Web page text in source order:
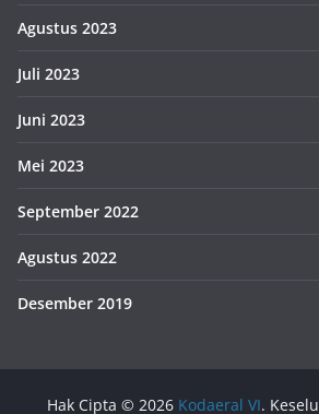
Agustus 2023
Juli 2023
Juni 2023
Mei 2023
September 2022
Agustus 2022
Desember 2019
Hak Cipta © 2026 Kodaeral VI.